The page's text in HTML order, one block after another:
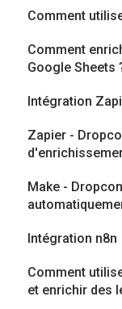
Comment
Comment
Google Sheets
Intégration
Zapier -
Make -
Intégration n8n
Comment
et enrichir des